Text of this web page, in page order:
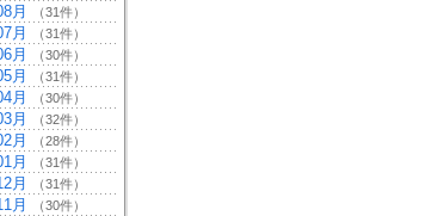
月 （31件）
月 （31件）
月 （30件）
月 （31件）
月 （30件）
月 （32件）
月 （28件）
月 （31件）
月 （31件）
月 （30件）